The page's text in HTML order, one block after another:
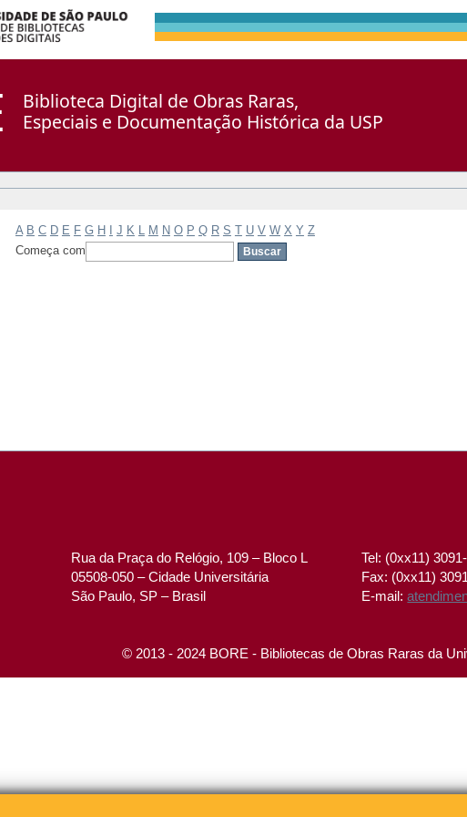
Biblioteca Digital de Obras Raras,
Especiais e Documentação Histórica da USP
A B C D E F G H J K M N O P Q R S T U V W X Y Z
Começa com
Rua da Praça do Relógio, 109 – Bloco L
05508-050 – Cidade Universitária
São Paulo, SP – Brasil
Tel: (0xx11)
Fax: (0xx11)
E-mail:
© 2013 - 2024 BORE - Bibliotecas de Obras Raras da